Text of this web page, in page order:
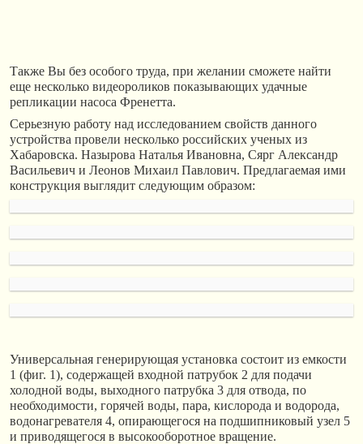
Также Вы без особого труда, при желании сможете найти
еще несколько видеороликов показывающих удачные
репликации насоса Френетта.
Серьезную работу над исследованием свойств данного
устройства провели несколько российских ученых из
Хабаровска. Назырова Наталья Ивановна, Сярг Александр
Васильевич и Леонов Михаил Павлович. Предлагаемая ими
конструкция выглядит следующим образом:
Универсальная генерирующая установка состоит из емкости
1 (фиг. 1), содержащей входной патрубок 2 для подачи
холодной воды, выходного патрубка 3 для отвода, по
необходимости, горячей воды, пара, кислорода и водорода,
водонагревателя 4, опирающегося на подшипниковый узел 5
и приводящегося в высокооборотное вращение.